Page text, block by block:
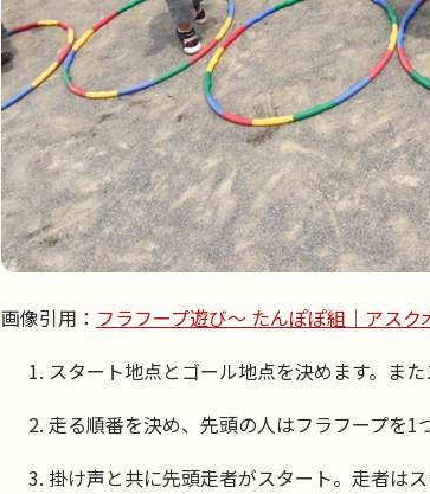
画像引用： フラフープ遊び～ たんぽぽ組｜アスク
スタート地点とゴール地点を決めます。ま
走る順番を決め、先頭の人はフラフープを1
掛け声と共に先頭走者がスタート。走者は